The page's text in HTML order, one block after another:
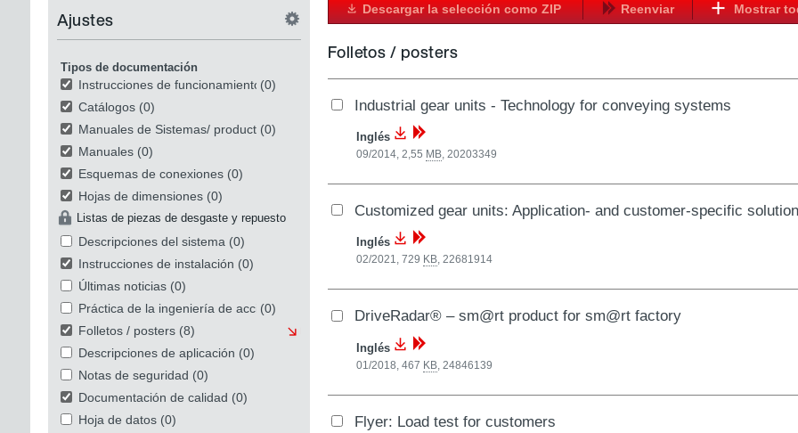
Ajustes
Tipos de documentación
Instrucciones de funcionamiento (0)
Catálogos (0)
Manuales de Sistemas/ productos(0)
Manuales (0)
Esquemas de conexiones (0)
Hojas de dimensiones (0)
Listas de piezas de desgaste y repuesto
Descripciones del sistema (0)
Instrucciones de instalación (0)
Últimas noticias (0)
Práctica de la ingeniería de accionamiento
(0)
Folletos / posters (8)
Descripciones de aplicación (0)
Notas de seguridad (0)
Documentación de calidad (0)
Hoja de datos (0)
Descargar la selección como ZIP Reenviar Mostrar
Folletos / posters
Industrial gear units - Technology for conveying systems
Inglés
09/2014, 2,55 MB, 20203349
Customized gear units: Application- and customer-specific
Inglés
02/2021, 729 KB, 22681914
DriveRadar® – sm@rt product for sm@rt factory
Inglés
01/2018, 467 KB, 24846139
Flyer: Load test for customers